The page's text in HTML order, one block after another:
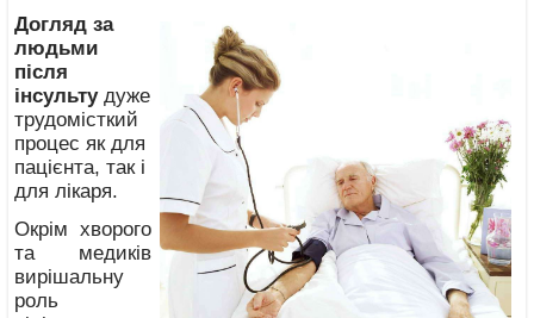
Догляд за
людьми
після
інсультудуже
трудомісткий
процес як для
пацієнта, так і
для лікаря.
Окрім хворого
та медиків
вирішальну
роль